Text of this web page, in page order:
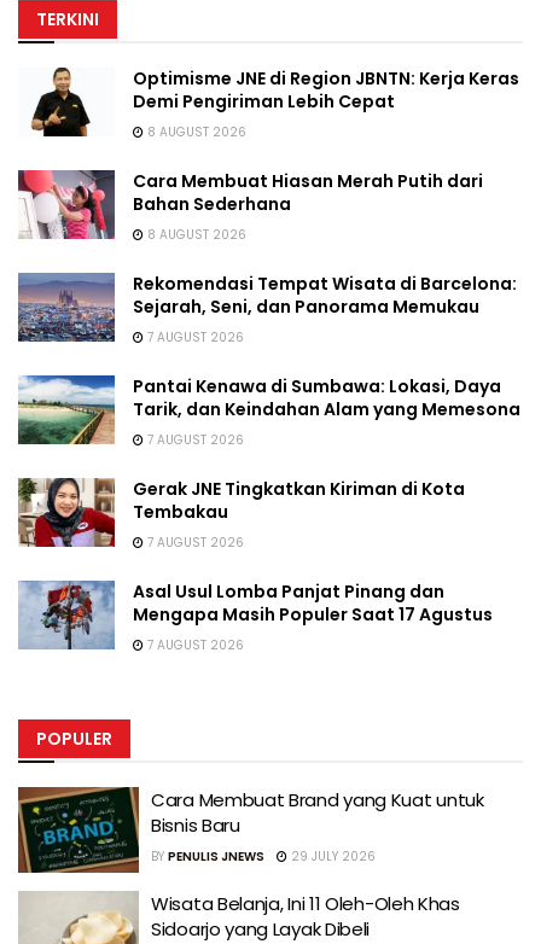
TERKINI
Optimisme JNE di Region JBNTN: Kerja Keras
Demi Pengiriman Lebih Cepat
8 AUGUST 2026
Cara Membuat Hiasan Merah Putih dari
Bahan Sederhana
8 AUGUST 2026
Rekomendasi Tempat Wisata di Barcelona:
Sejarah, Seni, dan Panorama Memukau
7 AUGUST 2026
Pantai Kenawa di Sumbawa: Lokasi, Daya
Tarik, dan Keindahan Alam yang Memesona
7 AUGUST 2026
Gerak JNE Tingkatkan Kiriman di Kota
Tembakau
7 AUGUST 2026
Asal Usul Lomba Panjat Pinang dan
Mengapa Masih Populer Saat 17 Agustus
7 AUGUST 2026
POPULER
Cara Membuat Brand yang Kuat untuk
Bisnis Baru
BY PENULIS JNEWS 29 JULY 2026
Wisata Belanja, Ini 11 Oleh-Oleh Khas
Sidoarjo yang Layak Dibeli